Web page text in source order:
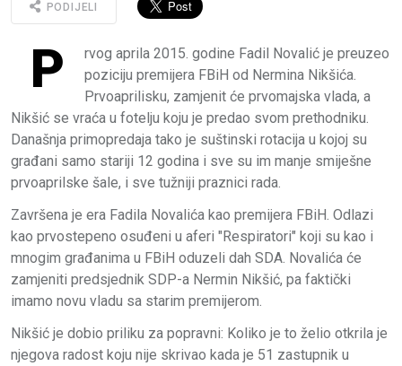
PODIJELI
P
rvog aprila 2015. godine Fadil Novalić je preuzeo
poziciju premijera FBiH od Nermina Nikšića.
Prvoaprilisku, zamjenit će prvomajska vlada, a
Nikšić se vraća u fotelju koju je predao svom prethodniku.
Današnja primopredaja tako je suštinski rotacija u kojoj su
građani samo stariji 12 godina i sve su im manje smiješne
prvoaprilske šale, i sve tužniji praznici rada.
Završena je era Fadila Novalića kao premijera FBiH. Odlazi
kao prvostepeno osuđeni u aferi "Respiratori" koji su kao i
mnogim građanima u FBiH oduzeli dah SDA. Novalića će
zamjeniti predsjednik SDP-a Nermin Nikšić, pa faktički
imamo novu vladu sa starim premijerom.
Nikšić je dobio priliku za popravni: Koliko je to želio otkrila je
njegova radost koju nije skrivao kada je 51 zastupnik u